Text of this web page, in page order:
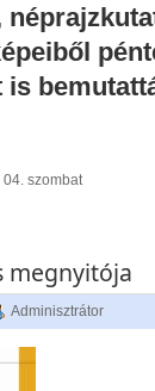
is
szombat
megnyitója
Adminisztrátor